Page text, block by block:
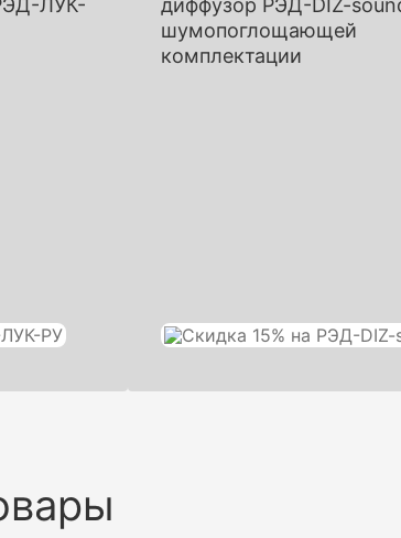
ЛУК-
диффузор РЭД-DIZ-
шумопоглощающей
комплектации